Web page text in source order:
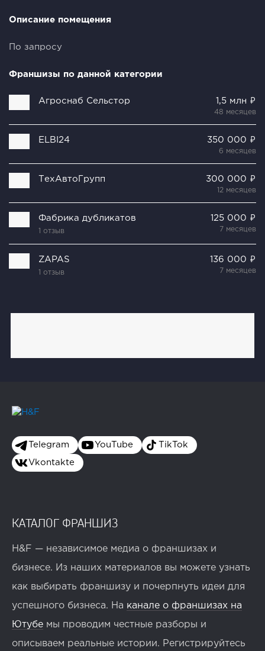
Описание помещения
По запросу
Франшизы по данной категории
Агроснаб Сельстор 1,5 млн ₽
48 месяцев
ELBI24 350 000 ₽
6 месяцев
ТехАвтоГрупп 300 000 ₽
12 месяцев
Фабрика дубликатов
1 отзыв
125 000 ₽
7 месяцев
ZAPAS
1 отзыв
136 000 ₽
7 месяцев
Telegram YouTube TikTok
Vkontakte
КАТАЛОГ ФРАНШИЗ
H&F — независимое медиа о франшизах и
бизнесе. Из наших материалов вы можете узнать
как выбирать франшизу и почерпнуть идеи для
успешного бизнеса. На канале о франшизах на
Ютубе мы проводим честные разборы и
описываем реальные истории. Регистрируйтесь